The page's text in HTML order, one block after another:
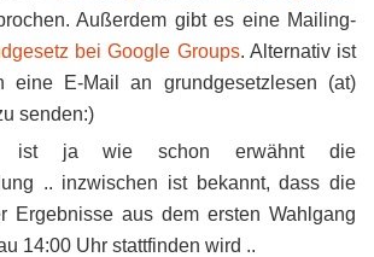
Außerdem gibt es eine Mailing-
bei Google Groups. Alternativ ist
eine E-Mail an grundgesetzlesen (at)
senden:)
ist ja wie schon erwähnt die
.. inzwischen ist bekannt, dass die
Ergebnisse aus dem ersten Wahlgang
14:00 Uhr stattfinden wird ..